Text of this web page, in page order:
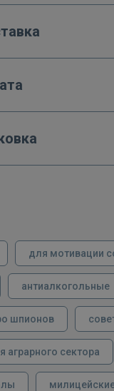
для мотивации
антиалкогольные
шпионов
аграрного сектора